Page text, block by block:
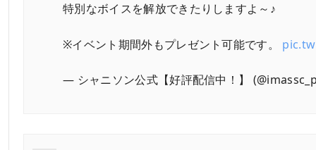
特別なボイスを解放できたりしますよ～♪
※イベント期間外もプレゼント可能です。
— シャニソン公式【好評配信中！】